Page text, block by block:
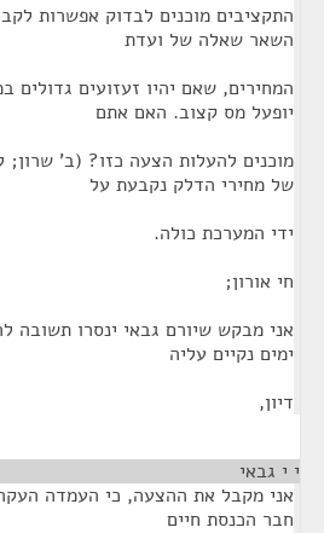
התקציבים מוכנים לבדוק אפשרות
השאר שאלה של ועדת
המחירים, שאם יהיו זעזועים גדולים
יופעל מס קצוב. האם אתם
מוכנים להעלות הצעה כזו? (ב' שרון;
של מחירי הדלק נקבעת על
ידי המערכת כולה.
חי אורון;
אני מבקש שיורם גבאי ינסרו תשובה
ימים נקיים עליה
דיון,
י י גבאי
אני מקבל את ההצעה, כי העמדה
חבר הכנסת חיים